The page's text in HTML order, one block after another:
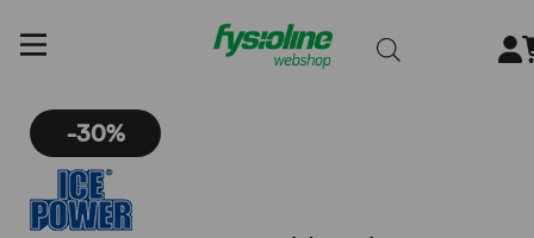
innehållet
-30%